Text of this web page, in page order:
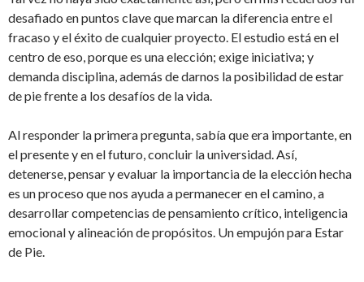
desafiado en puntos clave que marcan la diferencia entre el
fracaso y el éxito de cualquier proyecto. El estudio está en el
centro de eso, porque es una elección; exige iniciativa; y
demanda disciplina, además de darnos la posibilidad de estar
de pie frente a los desafíos de la vida.
Al responder la primera pregunta, sabía que era importante, en
el presente y en el futuro, concluir la universidad. Así,
detenerse, pensar y evaluar la importancia de la elección hecha
es un proceso que nos ayuda a permanecer en el camino, a
desarrollar competencias de pensamiento crítico, inteligencia
emocional y alineación de propósitos. Un empujón para Estar
de Pie.